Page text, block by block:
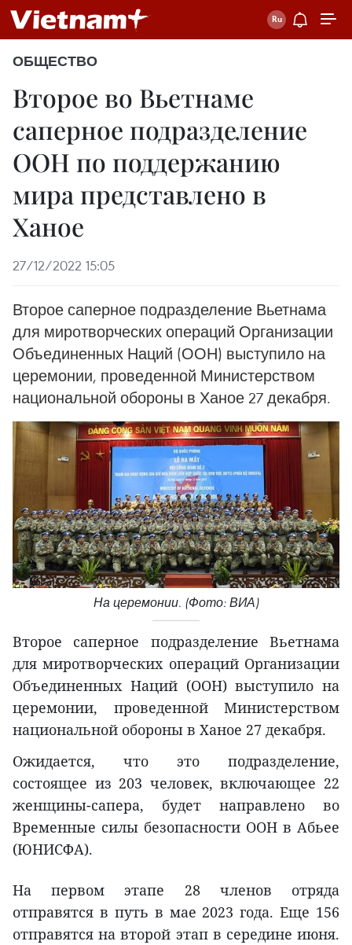
ОБЩЕСТВО
Второе во Вьетнаме
саперное подразделение
ООН по поддержанию
мира представлено в
Ханое
27/12/2022 15:05
Второе саперное подразделение Вьетнама
для миротворческих операций Организации
Объединенных Наций (ООН) выступило на
церемонии, проведенной Министерством
национальной обороны в Ханое 27 декабря.
На церемонии. (Фото: ВИА)
Второе саперное подразделение Вьетнама
для миротворческих операций Организации
Объединенных Наций (ООН) выступило на
церемонии, проведенной Министерством
национальной обороны в Ханое 27 декабря.
Ожидается, что это подразделение,
состоящее из 203 человек, включающее 22
женщины-сапера, будет направлено во
Временные силы безопасности ООН в Абьее
(ЮНИСФА).
На первом этапе 28 членов отряда
отправятся в путь в мае 2023 года. Еще 156
отправятся на второй этап в середине июня.